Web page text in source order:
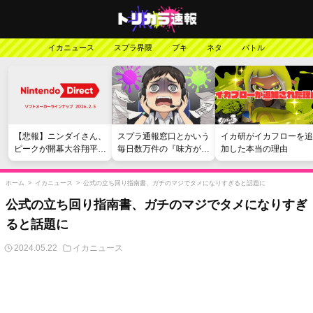
イカニュース スプラ界隈 ブキ ネタ バトル
【悲報】ニンダイさん、
ピークが開幕大谷翔平の
がっかりダイレクトだっ
たと言われてしまう
スプラ通報窓口とかいう
毎日数万件の『味方が弱
い』愚痴を読まされる苦
行
イカ研がイカフローを追
加した本当の理由
ホーム > イカニュース > 公式の立ち回り指南書、ガチのマジでタメになりすぎると話題に
公式の立ち回り指南書、ガチのマジでタメになりすぎ
ると話題に
2024.05.22 イカニュース